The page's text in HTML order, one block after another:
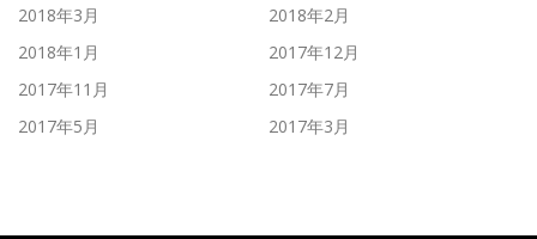
2018年3月
2018年2月
2018年1月
2017年12月
2017年11月
2017年7月
2017年5月
2017年3月